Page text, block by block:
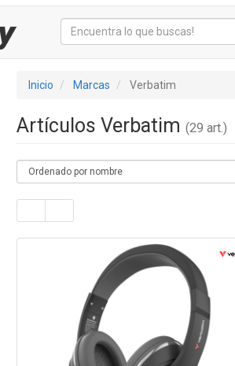
Inicio Marcas Verbatim
Artículos Verbatim (29 art.)